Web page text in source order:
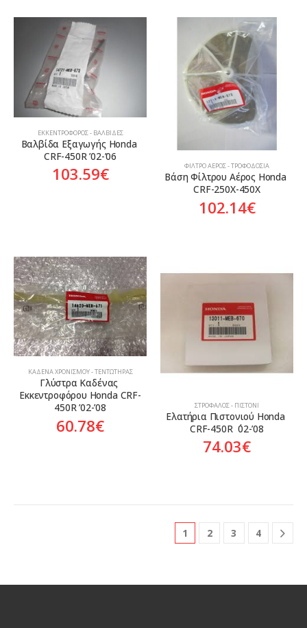
ΕΚΚΕΝΤΡΟΦΌΡΟΣ - ΒΑΛΒΊΔΕΣ
Βαλβίδα Εξαγωγής Honda
CRF-450R ’02-’06
103.59€ ΦΊΛΤΡΟ ΑΈΡΟΣ - ΤΡΟΦΟΔΟΣΊΑ
Βάση Φίλτρου Αέρος Honda
CRF-250X-450X
102.14€
ΚΑΔΈΝΑ ΧΡΟΝΙΣΜΟΎ - ΤΕΝΤΩΤΉΡΑΣ
Γλύστρα Καδένας
Εκκεντροφόρου Honda CRF-
450R ’02-’08
60.78€
ΣΤΡΌΦΑΛΟΣ - ΠΙΣΤΌΝΙ
Ελατήρια Πιστονιού Honda
CRF-450R  ΄02-’08
74.03€
1 2 3 4